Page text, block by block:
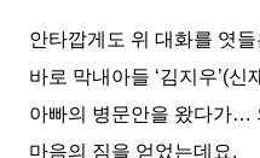
안타깝게도 위 대화를 엿
바로 막내아들 ‘김지우’(신
아빠의 병문안을 왔다가…
마음의 짐을 얻었는데요.